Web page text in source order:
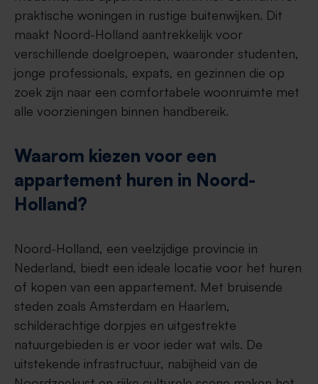
praktische woningen in rustige buitenwijken. Dit
maakt Noord-Holland aantrekkelijk voor
verschillende doelgroepen, waaronder studenten,
jonge professionals, expats, en gezinnen die op
zoek zijn naar een comfortabele woonruimte met
alle voorzieningen binnen handbereik.
Waarom kiezen voor een
appartement huren in Noord-
Holland?
Noord-Holland, een veelzijdige provincie in
Nederland, biedt een ideale locatie voor het huren
of kopen van een appartement. Met bruisende
steden zoals Amsterdam en Haarlem,
schilderachtige dorpjes en uitgestrekte
natuurgebieden is er voor ieder wat wils. De
uitstekende infrastructuur, nabijheid van de